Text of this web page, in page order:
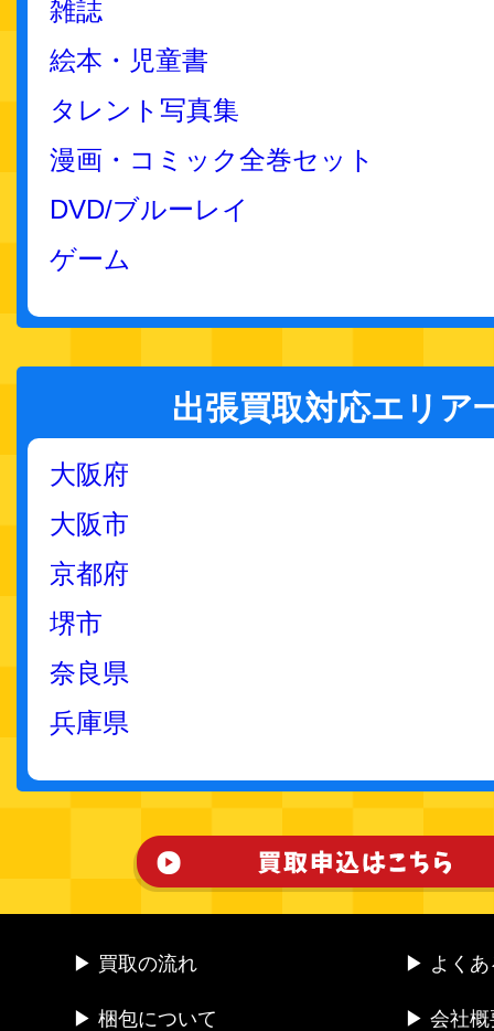
雑誌
絵本・児童書
タレント写真集
漫画・コミック全巻セット
DVD/ブルーレイ
ゲーム
出張買取対応エリア
大阪府
大阪市
京都府
堺市
奈良県
兵庫県
▶ 買取の流れ
▶ 梱包について
▶ よくあ
▶ 会社概